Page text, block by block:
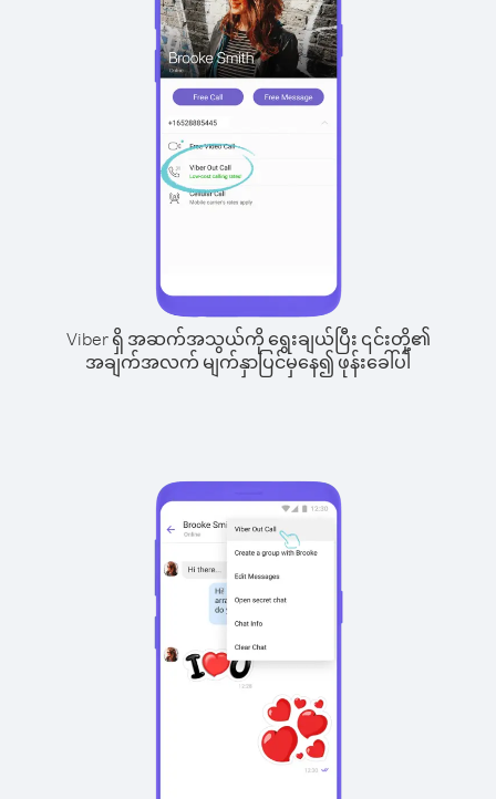
Viber ရှိ အဆက်အသွယ်ကို ရွေးချယ်ပြီး ၎င်းတို့၏
အချက်အလက် မျက်နှာပြင်မှနေ၍ ဖုန်းခေါ်ပါ